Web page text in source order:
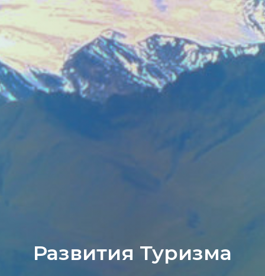
Развития Туризма